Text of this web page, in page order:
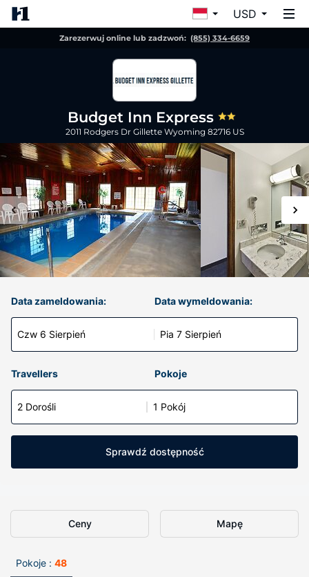
USD
Zarezerwuj online lub zadzwoń: (855) 334-6659
Budget Inn Express
2011 Rodgers Dr Gillette Wyoming 82716 US
Data zameldowania:
Czw 6 Sierpień
Data wymeldowania:
Pia 7 Sierpień
Travellers Pokoje
2 Dorośli 1 Pokój
Sprawdź dostępność
Ceny Mapę
Pokoje : 48